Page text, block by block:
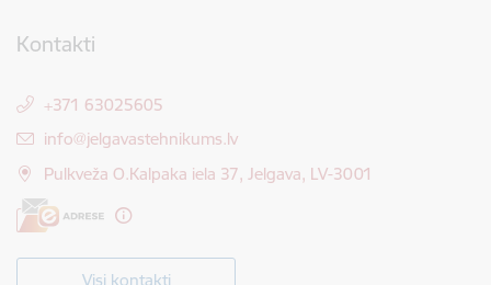
Kontakti
+371 63025605
E-pasts:
info@jelgavastehnikums.lv
Pulkveža O.Kalpaka iela 37, Jelgava, LV-3001
Visi kontakti